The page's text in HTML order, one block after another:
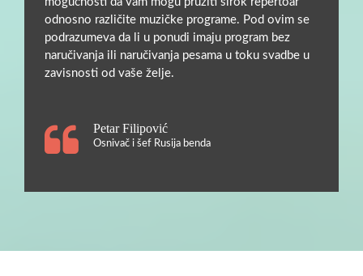
odnosno različite muzičke programe. Pod ovim se
podrazumeva da li u ponudi imaju program bez
naručivanja ili naručivanja pesama u toku svadbe u
zavisnosti od vaše želje.
Petar Filipović
Osnivač i šef Rusija benda